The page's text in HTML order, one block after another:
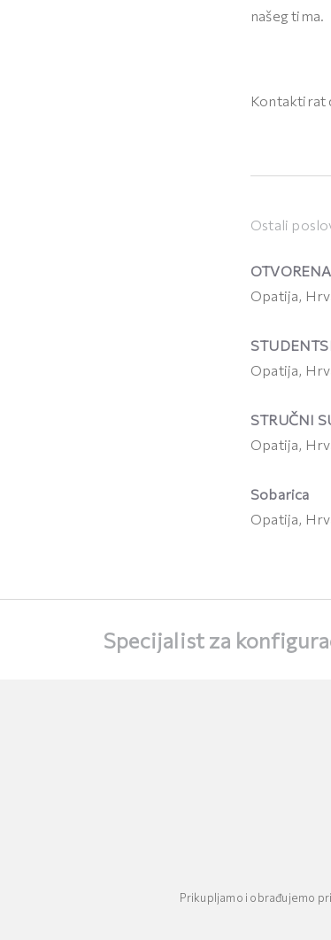
našeg tima.
Kontaktirat
Ostali
Opatija,
Opatija,
STRUČNI
Opatija,
Sobarica
Opatija,
Specijalist za
Prikupljamo i obrađujemo